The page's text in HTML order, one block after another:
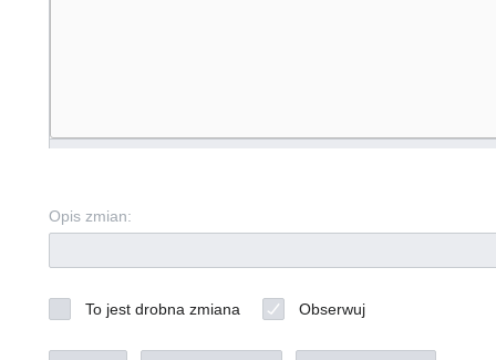
Opis zmian:
To jest drobna zmiana Obserwuj